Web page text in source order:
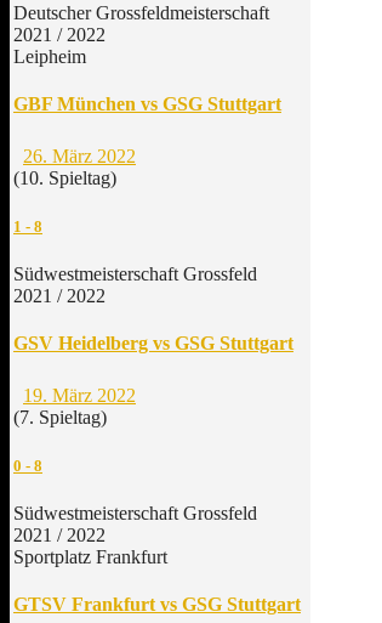
Deutscher Grossfeldmeisterschaft
2021 / 2022
Leipheim
GBF München vs GSG Stuttgart
26. März 2022
(10. Spieltag)
1 - 8
Südwestmeisterschaft Grossfeld
2021 / 2022
GSV Heidelberg vs GSG Stuttgart
19. März 2022
(7. Spieltag)
0 - 8
Südwestmeisterschaft Grossfeld
2021 / 2022
Sportplatz Frankfurt
GTSV Frankfurt vs GSG Stuttgart